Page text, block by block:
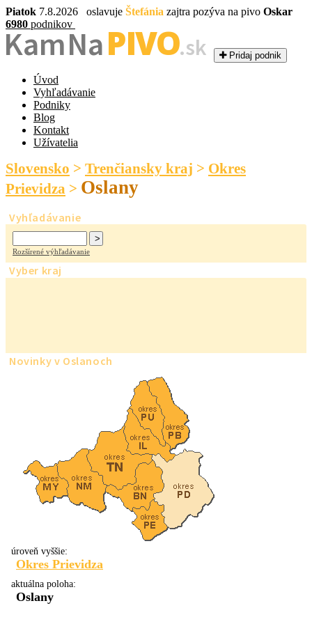
Piatok 7.8.2026 oslavuje Štefánia zajtra pozýva na pivo Oskar
6980 podnikov
Kam NaPIVO.sk Pridaj podnik
Úvod
Vyhľadávanie
Podniky
Blog
Kontakt
Užívatelia
Slovensko > Trenčiansky kraj > Okres
Prievidza > Oslany
Vyhľadávanie
Rozšírené výhľadávanie
Vyber kraj
Novinky v Oslanoch
úroveň vyššie:
Okres Prievidza
aktuálna poloha:
Oslany